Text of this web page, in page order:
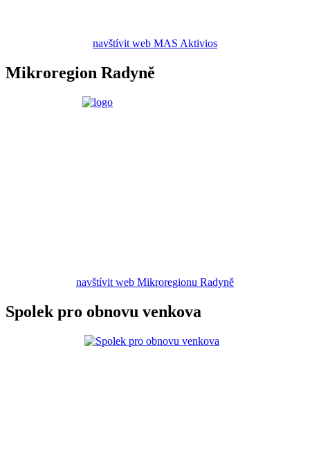
navštívit web MAS Aktivios
Mikroregion Radyně
navštívit web Mikroregionu Radyně
Spolek pro obnovu venkova